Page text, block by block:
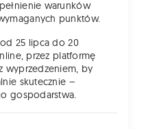
warunków
punktów.
25 lipca do 20
przez platformę
wyprzedzeniem, by
skutecznie –
gospodarstwa.